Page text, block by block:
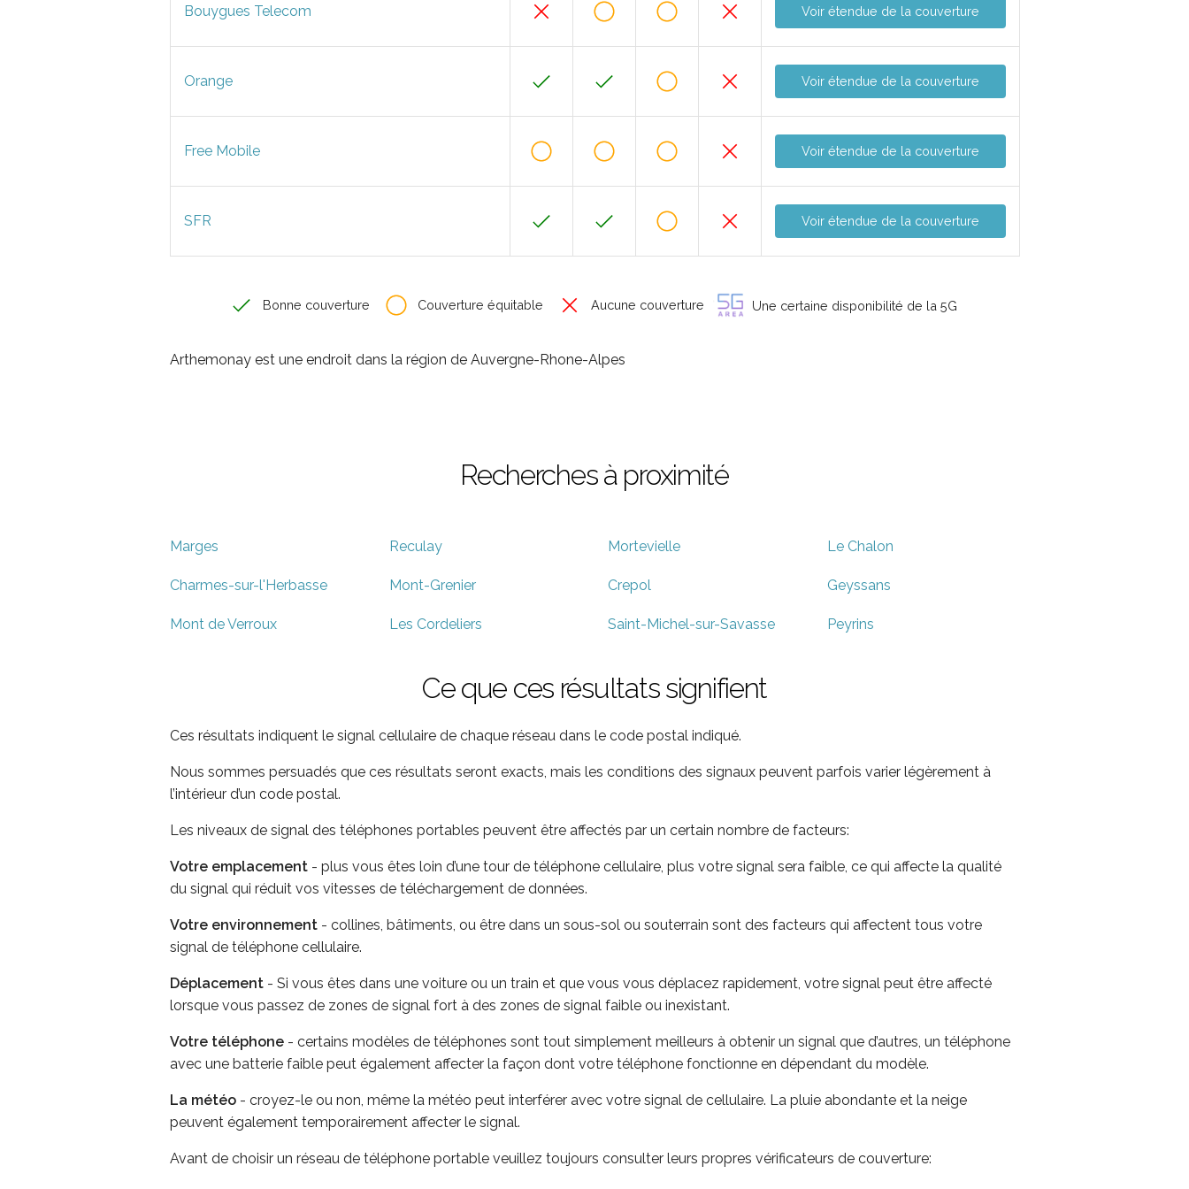
Bouygues Telecom Voir étendue de la couverture
Orange Voir étendue de la couverture
Free Mobile Voir étendue de la couverture
SFR Voir étendue de la couverture
Bonne couverture Couverture équitable Aucune couverture Une certaine disponibilité de la 5G
Arthemonay est une endroit dans la région de Auvergne-Rhone-Alpes
Recherches à proximité
Marges Reculay Mortevielle Le Chalon
Charmes-sur-l'Herbasse Mont-Grenier Crepol Geyssans
Mont de Verroux Les Cordeliers Saint-Michel-sur-Savasse Peyrins
Ce que ces résultats signifient
Ces résultats indiquent le signal cellulaire de chaque réseau dans le code postal indiqué.
Nous sommes persuadés que ces résultats seront exacts, mais les conditions des signaux peuvent parfois varier légèrement à
l’intérieur d’un code postal.
Les niveaux de signal des téléphones portables peuvent être affectés par un certain nombre de facteurs:
Votre emplacement - plus vous êtes loin d’une tour de téléphone cellulaire, plus votre signal sera faible, ce qui affecte la qualité
du signal qui réduit vos vitesses de téléchargement de données.
Votre environnement - collines, bâtiments, ou être dans un sous-sol ou souterrain sont des facteurs qui affectent tous votre
signal de téléphone cellulaire.
Déplacement - Si vous êtes dans une voiture ou un train et que vous vous déplacez rapidement, votre signal peut être affecté
lorsque vous passez de zones de signal fort à des zones de signal faible ou inexistant.
Votre téléphone - certains modèles de téléphones sont tout simplement meilleurs à obtenir un signal que d’autres, un téléphone
avec une batterie faible peut également affecter la façon dont votre téléphone fonctionne en dépendant du modèle.
La météo - croyez-le ou non, même la météo peut interférer avec votre signal de cellulaire. La pluie abondante et la neige
peuvent également temporairement affecter le signal.
Avant de choisir un réseau de téléphone portable veuillez toujours consulter leurs propres vérificateurs de couverture: